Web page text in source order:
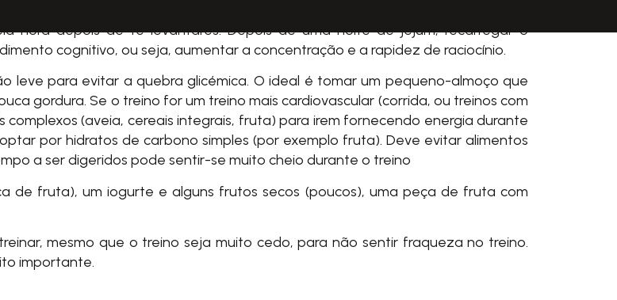
hora depois de te levantares. Depois de uma noite de jejum, recarregar o
cognitivo, ou seja, aumentar a concentração e a rapidez de raciocínio.
leve para evitar a quebra glicémica. O ideal é tomar um pequeno-almoço que
gordura. Se o treino for um treino mais cardiovascular (corrida, ou treinos com
(aveia, cereais integrais, fruta) para irem fornecendo energia durante
por hidratos de carbono simples (por exemplo fruta). Deve evitar alimentos
a ser digeridos pode sentir-se muito cheio durante o treino
de fruta), um iogurte e alguns frutos secos (poucos), uma peça de fruta com
mesmo que o treino seja muito cedo, para não sentir fraqueza no treino.
importante.